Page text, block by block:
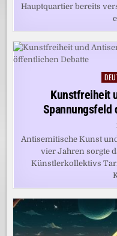
Hauptquartier bereits
in
Kunstfreiheit
Spannungsfeld
Antisemitische Kunst
vier Jahren sorgte
Künstlerkollektivs